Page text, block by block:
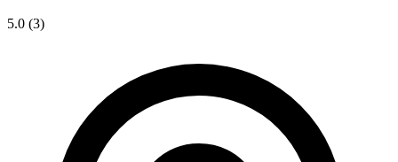
5.0 (3)